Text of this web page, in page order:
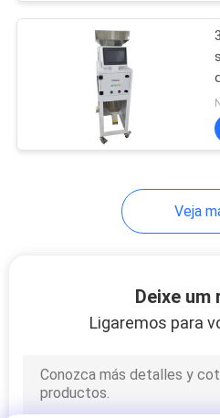
máquina
cores de
Veja
Deixe um
Ligaremos para